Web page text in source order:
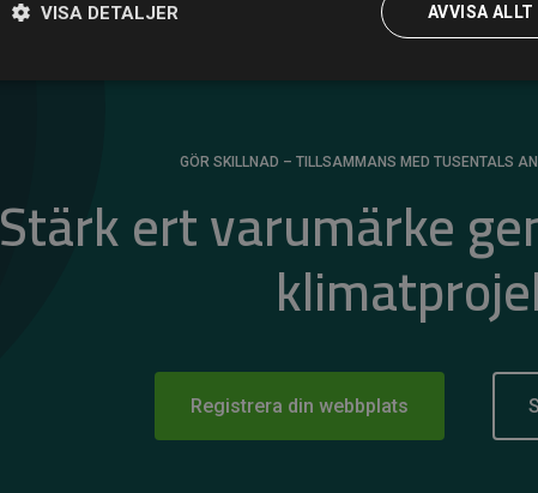
GÖR SKILLNAD – TILLSAMMANS MED TUSENTALS
Stärk ert varumärke
Registrera din webbplats
AVVISA ALLT
VISA DETALJER